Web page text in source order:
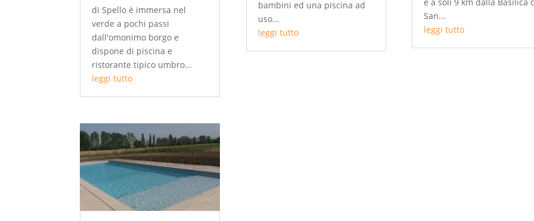
di Spello è immersa nel
verde a pochi passi
dall'omonimo borgo e
dispone di piscina e
ristorante tipico umbro...
leggi tutto
bambini ed una piscina ad
uso...
leggi tutto
e a soli 9 km dalla Basilica
San...
leggi tutto